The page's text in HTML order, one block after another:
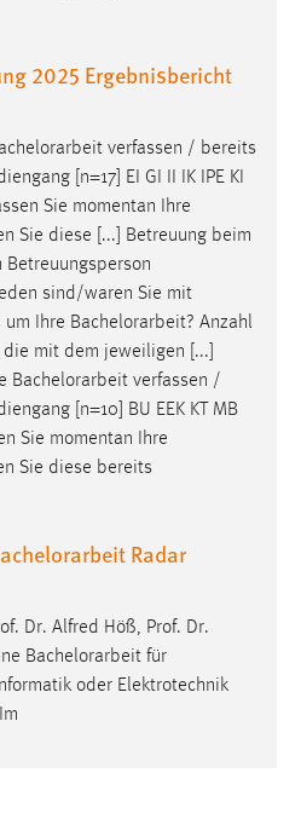
2025 Ergebnisbericht
verfassen / bereits
[n=17] EI GI II IK IPE KI
Sie momentan Ihre
Sie diese [...] Betreuung beim
Betreuungsperson
sind/waren Sie mit
um Ihre Bachelorarbeit? Anzahl
mit dem jeweiligen [...]
Bachelorarbeit verfassen /
[n=10] BU EEK KT MB
Sie momentan Ihre
Sie diese bereits
Radar
Dr. Alfred Höß, Prof. Dr.
Bachelorarbeit für
oder Elektrotechnik